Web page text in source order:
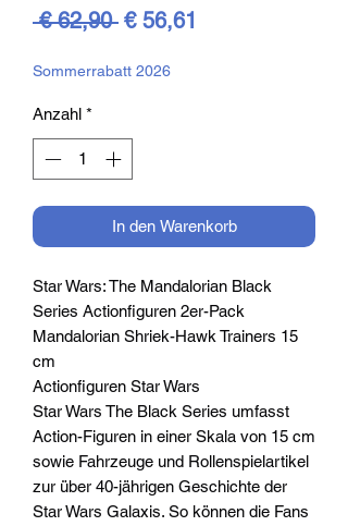
€ 62,90 Standardpreis
€ 56,61
Sommerrabatt 2026
Anzahl *
In den Warenkorb
Star Wars: The Mandalorian Black
Series Actionfiguren 2er-Pack
Mandalorian Shriek-Hawk Trainers 15
cm
Actionfiguren Star Wars
Star Wars The Black Series umfasst
Action-Figuren in einer Skala von 15 cm
sowie Fahrzeuge und Rollenspielartikel
zur über 40-jährigen Geschichte der
Star Wars Galaxis. So können die Fans